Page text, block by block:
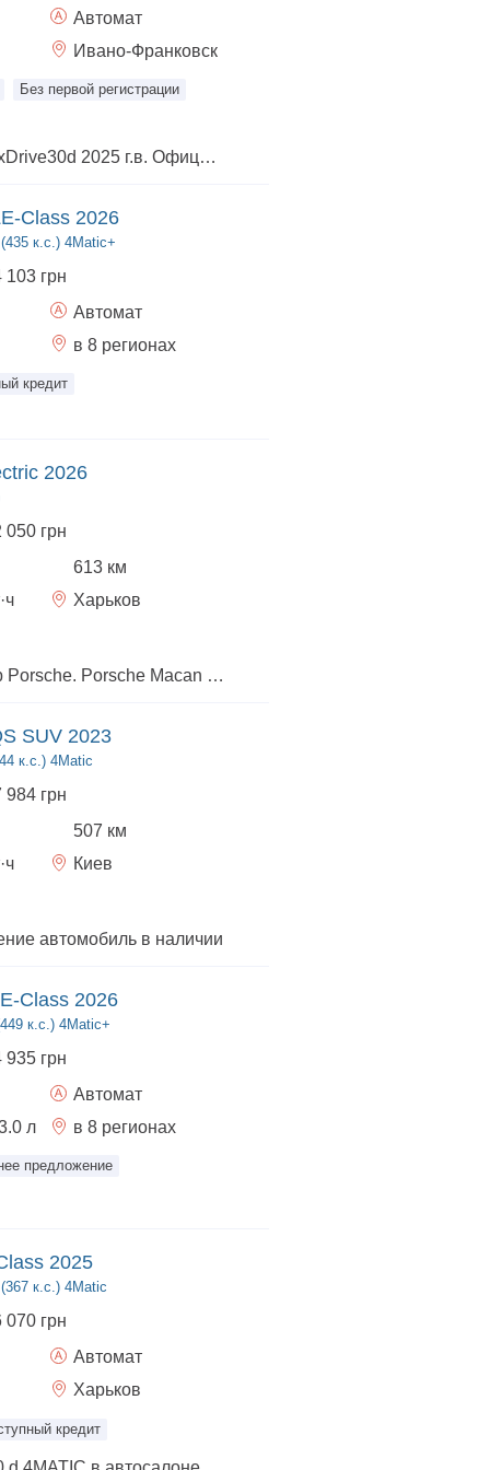
Автомат
Ивано-Франковск
Без первой регистрации
В продаже BMW X6 xDrive30d 2025 г.в. Официальное авто на гарантии до 07.2028 года! СОСТОЯНИЕ НОВОГО АВТО! ПЕРВЫЙ УЧЕТ И ВСЕ НАЛОГИ УЖЕ ОПЛАЧЕНЫ! ПРОБЕГ ВСЕГО 1300 км! Цвет кузова Black Sapphire Обивка салона из натуральной кожи BMW INDIVIDUAL MERINO 21" M диски V-spoke 915 M Bicoloour Панорамный стеклянный люк с электроприводом Активная вентиляция передних сидений Комфортные передние сиденья Обивные планки в салоне Carbon Fibre Функция массажа для водителя и переднего пассажира Driving Assistant Professional (Максимальные ассистенты) Пакет "M Sport Pro" Дизайн фар BMW Individual Shadow Line М пасха безопасности M Sport тормоза с красными суппортами BMW Individual обработка кузова 'High - gloss Shadow Line' с расширенным содержанием M спортивный звук выхлопной системы Подогрев передних и задних сидений Передний пакет подогрева (подогрев руля и подлокотников) Термостаканы Противоугонная система со сканером салона Автоматические доводчики дверей Солнцезащитное остекление Велюровые коврики Адаптивные светодиодные фары Акустическая система 'Harman Kardon' Болты-секретки для колес Индикатор давления в шинах Адаптивная пневматическая подвеска Решетка радиатора BMW 'Iconig Glow' Акустическое остекление Оформление 'CraftedClarity' Помощь при парковке Professional ConnectedDrive Services Беспроводная зарядка с охлаждением устройства Меню на украинском языке Руководство пользователя на украинском языке
Class 2026
к.с.) 4Matic+
103 грн
Автомат
в 8 регионах
кредит
2026
050 грн
613 км
Харьков
Официальный дилер Porsche. Porsche Macan Electric 2026 — у поставщике! -Доставка по всей Украине (и не только!) -Обращайтесь за деталями — подберем удобную логистику и сопровождение
SUV 2023
к.с.) 4Matic
984 грн
507 км
Киев
автомобиль в наличии
Class 2026
к.с.) 4Matic+
935 грн
Автомат
л в 8 регионах
предложение
2025
к.с.) 4Matic
070 грн
Автомат
Харьков
кредит